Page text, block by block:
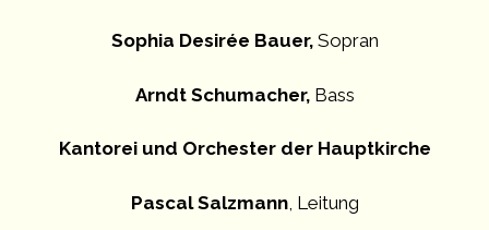
Sophia Desirée Bauer, Sopran
Arndt Schumacher, Bass
Kantorei und Orchester der Hauptkirche
Pascal Salzmann, Leitung